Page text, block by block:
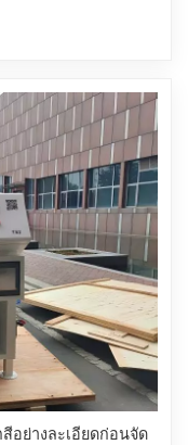
อย่างละเอียดก่อนจัด